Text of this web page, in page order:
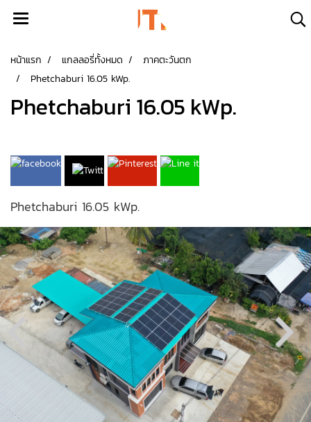
หน้าแรก แกลลอรี่ทั้งหมด
ภาคตะวันตก
Phetchaburi 16.05 kWp.
Phetchaburi 16.05 kWp.
Phetchaburi 16.05 kWp.